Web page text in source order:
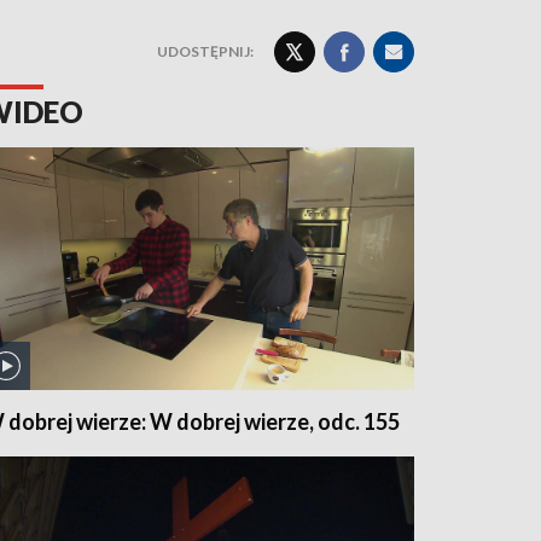
UDOSTĘPNIJ:
dobrej wierze: W dobrej wierze, odc. 155